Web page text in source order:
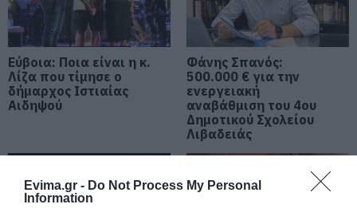
Evima.gr - Do Not Process My Personal
Information
ραντάρ που καταγράφουν τις
παραβάσεις
10.08.2026 | 19:20
Έκτακτη ανακοίνωση για τα
σκουπίδια στη Εύβοια – Δείτε
ποιο χωριό αφορά
Τα 8 αριστουργήματα της
πρέπει να διαβάσεις τον
Αύγουστο
Εύβοια: Ποια είναι η κ.
Λίζα που τίμησε ο
δήμαρχος Ιστιαίας
Αιδηψού
Φάνης Σπανός:
500.000 € για την
ενεργειακή
αναβάθμιση του 4ου
Δημοτικού Σχολείου
Λιβαδειάς